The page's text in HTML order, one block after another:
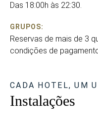
Das 18:00h às 22:30.
GRUPOS:
Reservas de mais de 3
condições de
CADA HOTEL, UM
Instalações